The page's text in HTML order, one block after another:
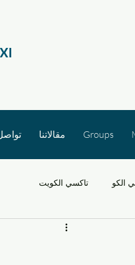
مقالاتنا Groups
الكو تاكسي الكويت